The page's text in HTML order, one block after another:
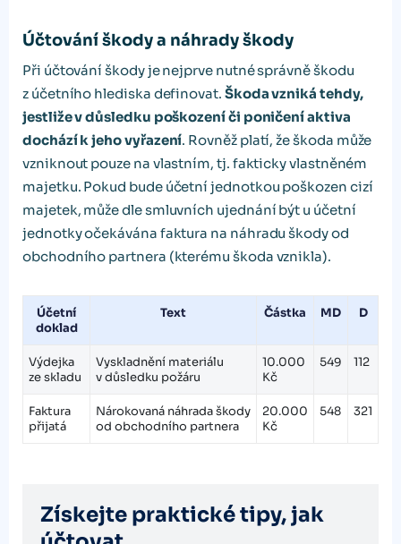
Účtování škody a náhrady škody
Při účtování škody je nejprve nutné správně škodu
z účetního hlediska definovat. Škoda vzniká tehdy,
jestliže v důsledku poškození či poničení aktiva
dochází k jeho vyřazení. Rovněž platí, že škoda může
vzniknout pouze na vlastním, tj. fakticky vlastněném
majetku. Pokud bude účetní jednotkou poškozen cizí
majetek, může dle smluvních ujednání být u účetní
jednotky očekávána faktura na náhradu škody od
obchodního partnera (kterému škoda vznikla).
Účetní
doklad
Text Částka MD D
Výdejka
ze skladu
Vyskladnění materiálu
v důsledku požáru
10.000
Kč
549 112
Faktura
přijatá
Nárokovaná náhrada škody
od obchodního partnera
20.000
Kč
548 321
Získejte praktické tipy, jak